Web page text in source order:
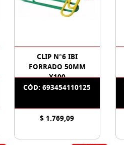
CLIP N°6 IBI
FORRADO 50MM
X100
CÓD: 693454110125
$ 1.769,09